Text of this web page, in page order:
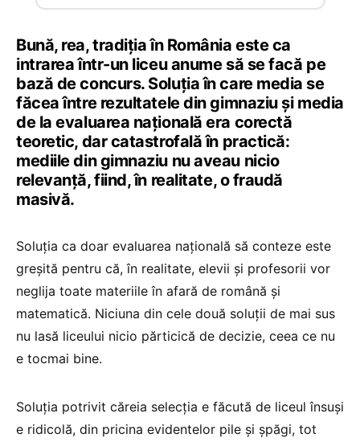
Bună, rea, tradiția în România este ca
intrarea într-un liceu anume să se facă pe
bază de concurs. Soluția în care media se
făcea între rezultatele din gimnaziu și media
de la evaluarea națională era corectă
teoretic, dar catastrofală în practică:
mediile din gimnaziu nu aveau nicio
relevanță, fiind, în realitate, o fraudă
masivă.
Soluția ca doar evaluarea națională să conteze este
greșită pentru că, în realitate, elevii și profesorii vor
neglija toate materiile în afară de română și
matematică. Niciuna din cele două soluții de mai sus
nu lasă liceului nicio părticică de decizie, ceea ce nu
e tocmai bine.
Soluția potrivit căreia selecția e făcută de liceul însuși
e ridicolă, din pricina evidentelor pile și șpăgi, tot